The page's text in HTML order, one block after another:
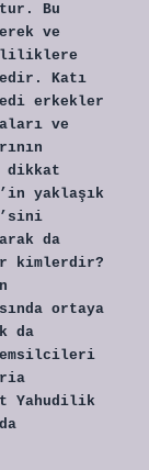
Bu
ve
Katı
erkekler
ve
dikkat
yaklaşık
da
kimlerdir?
ortaya
da
Yahudilik